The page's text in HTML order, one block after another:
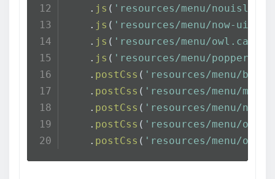
    .
js ( 'resources/menu/
    .
js ( 'resources/menu/now-ui-
    .
js ( 'resources/menu/
    .
js ( 'resources/menu/
    .
postCss ( 'resources/menu/
    .
postCss ( 'resources/menu/
    .
postCss ( 'resources/menu/
    .
postCss ( 'resources/menu/
    .
postCss ( 'resources/menu/